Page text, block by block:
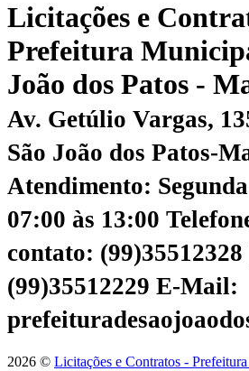
Licitações e
Prefeitura
João dos Patos -
Av. Getúlio Vargas,
São João dos Patos-
Atendimento:
07:00 às 13:00
contato: (99)35512328
(99)35512229 E-Mail:
2026 © Licitações e Contratos -